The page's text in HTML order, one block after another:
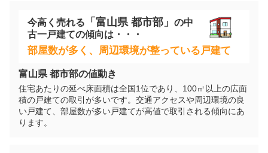
今高く売れる 「 富山県 都市部」 の中
古一戸建ての傾向は・・・
部屋数が多く、周辺環境が整っている戸建て
富山県 都市部の値動き
住宅あたりの延べ床面積は全国1位であり、100㎡以上の広面
積の戸建ての取引が多いです。交通アクセスや周辺環境の良
い戸建て、部屋数が多い戸建てが高値で取引される傾向にあ
ります。